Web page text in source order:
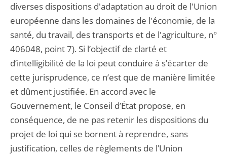
diverses dispositions d'adaptation au droit de l'Union
européenne dans les domaines de l'économie, de la
santé, du travail, des transports et de l'agriculture, n°
406048, point 7). Si l’objectif de clarté et
d’intelligibilité de la loi peut conduire à s’écarter de
cette jurisprudence, ce n’est que de manière limitée
et dûment justifiée. En accord avec le
Gouvernement, le Conseil d’État propose, en
conséquence, de ne pas retenir les dispositions du
projet de loi qui se bornent à reprendre, sans
justification, celles de règlements de l’Union